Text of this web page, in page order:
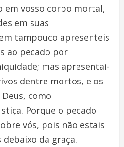
em vosso corpo mortal,
em suas
tampouco apresenteis
ao pecado por
mas apresentai-
dentre mortos, e os
como
Porque o pecado
vós, pois não estais
da graça.